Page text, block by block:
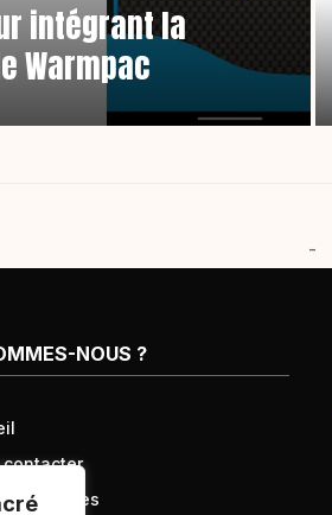
intégrant la
Warmpac
-
NOUS ?
contacter
légales